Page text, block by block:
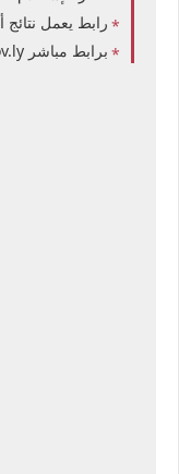
رابط يعمل نتائج أسماء المقبولين في قرعة
برابط مباشر hajjaj.hajj.gov.ly الهيئة العامة لشؤون الحج والعمرة الليبية نتائج قرعة الحج في ليبيا 2027 برقم التسجيل قرعة الحجاج الليبيين